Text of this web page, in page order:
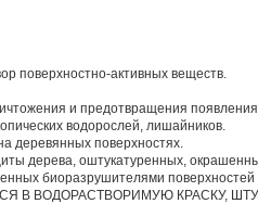
поверхностно-активных веществ.
и предотвращения
водорослей, лишайников.
деревянных поверхностях.
дерева, оштукатуренных,
биоразрушителями
В ВОДОРАСТВОРИМУЮ КРАСКУ,